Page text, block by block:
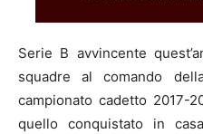
Serie B avvincente
squadre al comando
campionato cadetto 2017-
quello conquistato in